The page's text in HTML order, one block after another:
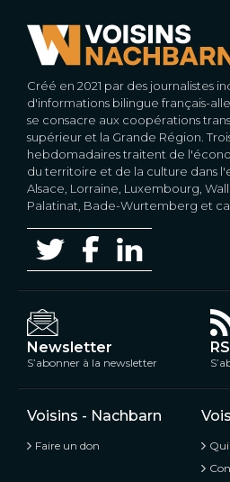
Créé en 2021 par des journalistes
d'informations bilingue français-
se consacre aux coopérations
supérieur et la Grande Région.
hebdomadaires traitent de
du territoire et de la culture dans
Alsace, Lorraine, Luxembourg,
Palatinat, Bade-Wurtemberg et
Newsletter
S’abonner à la newsletter
Voisins - Nachbarn
Faire un don